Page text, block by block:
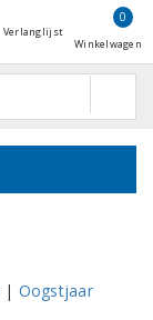
Verlanglijst
0
Winkelwagen
| Oogstjaar